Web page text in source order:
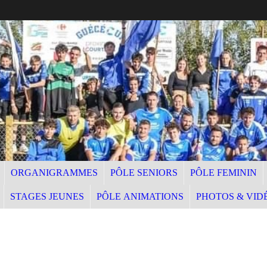
ORGANIGRAMMES PÔLE SENIORS PÔLE FEMININ
STAGES JEUNES PÔLE ANIMATIONS PHOTOS &